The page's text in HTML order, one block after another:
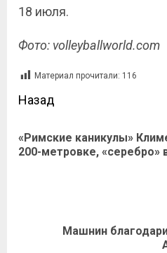
18 июля.
Фото: volleyballworld.com
Материал прочитали: 116
Назад
«Римские каникулы»
200-метровке, «серебро»
Машнин